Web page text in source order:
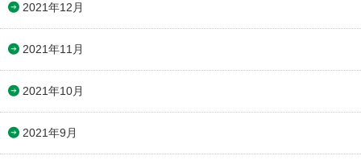
2021年12月
2021年11月
2021年10月
2021年9月